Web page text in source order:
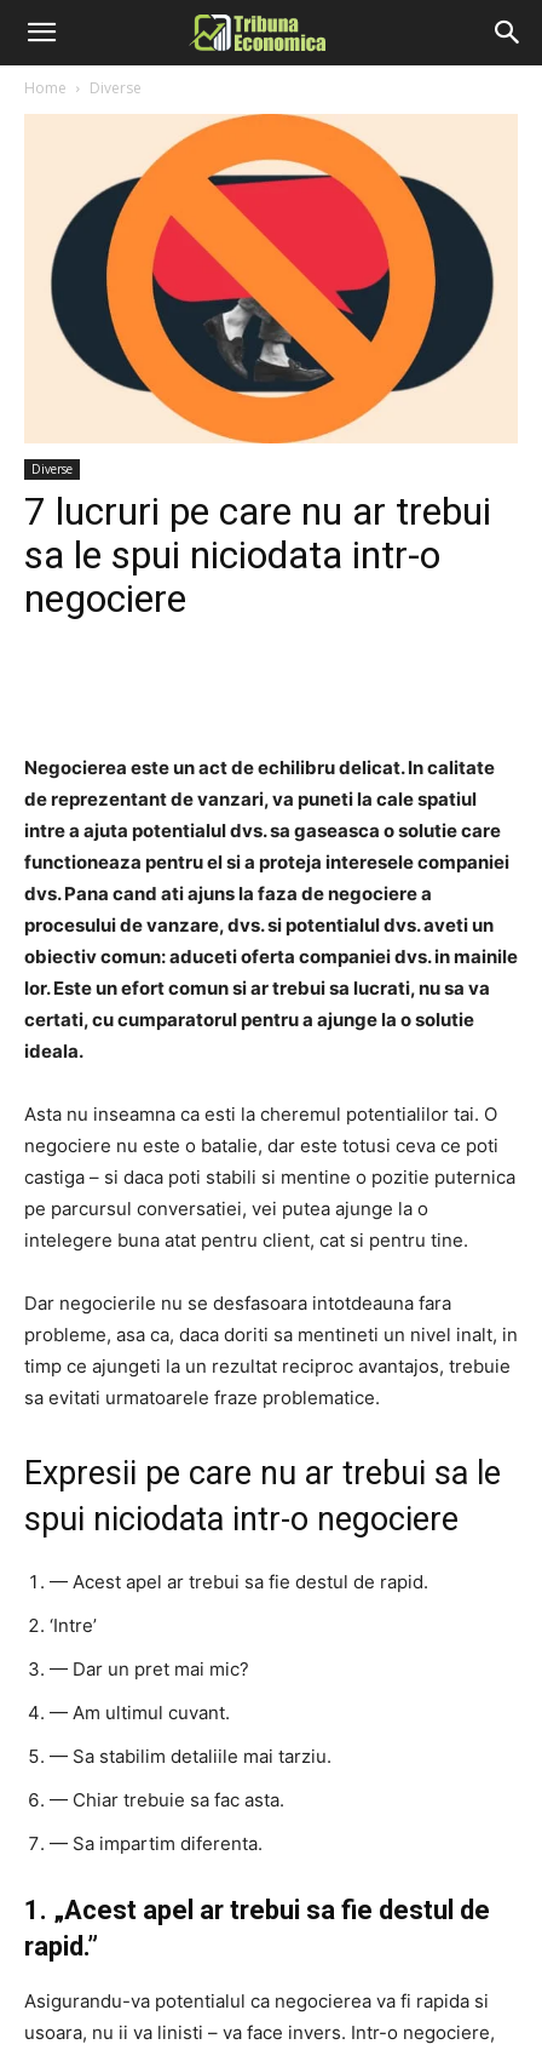
Home Diverse
Diverse
7 lucruri pe care nu ar trebui
sa le spui niciodata intr-o
negociere
Negocierea este un act de echilibru delicat. In calitate
de reprezentant de vanzari, va puneti la cale spatiul
intre a ajuta potentialul dvs. sa gaseasca o solutie care
functioneaza pentru el si a proteja interesele companiei
dvs. Pana cand ati ajuns la faza de negociere a
procesului de vanzare, dvs. si potentialul dvs. aveti un
obiectiv comun: aduceti oferta companiei dvs. in mainile
lor. Este un efort comun si ar trebui sa lucrati, nu sa va
certati, cu cumparatorul pentru a ajunge la o solutie
ideala.
Asta nu inseamna ca esti la cheremul potentialilor tai. O
negociere nu este o batalie, dar este totusi ceva ce poti
castiga – si daca poti stabili si mentine o pozitie puternica
pe parcursul conversatiei, vei putea ajunge la o
intelegere buna atat pentru client, cat si pentru tine.
Dar negocierile nu se desfasoara intotdeauna fara
probleme, asa ca, daca doriti sa mentineti un nivel inalt, in
timp ce ajungeti la un rezultat reciproc avantajos, trebuie
sa evitati urmatoarele fraze problematice.
Expresii pe care nu ar trebui sa le
spui niciodata intr-o negociere
— Acest apel ar trebui sa fie destul de rapid.
‘Intre’
— Dar un pret mai mic?
— Am ultimul cuvant.
— Sa stabilim detaliile mai tarziu.
— Chiar trebuie sa fac asta.
— Sa impartim diferenta.
1. „Acest apel ar trebui sa fie destul de
rapid.”
Asigurandu-va potentialul ca negocierea va fi rapida si
usoara, nu ii va linisti – va face invers. Intr-o negociere,